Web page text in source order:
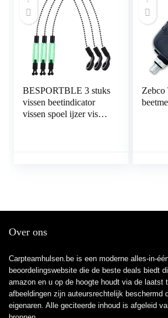
BESPORTBLE 3 stuks
vissen beetindicator
vissen spoel ijzer vissen
Over ons
Carpteamhulsen.be is een moderne alles-in-
beoordelingswebsite die de beste deals biedt
amazon en u op de hoogte houdt via de laatst
afbeeldingen zijn auteursrechtelijk beschermd
eigenaren. Alle geciteerde inhoud is afgeleid